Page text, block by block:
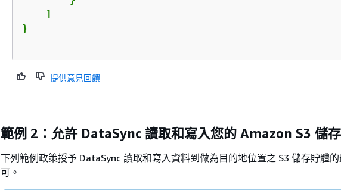
    ]
提供意見回饋
範例 2：允許 DataSync 讀取和寫入您的 Amazon S3 儲
下列範例政策授予 DataSync 讀取和寫入資料到做為目的地位置之 S3 儲存貯體
可。